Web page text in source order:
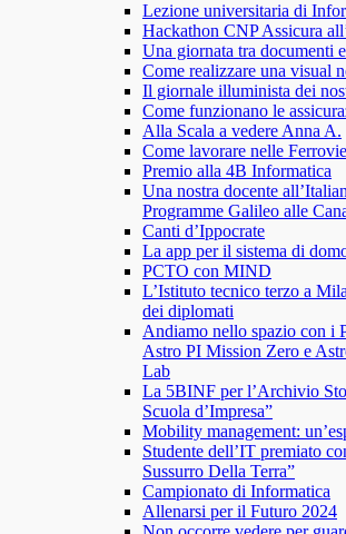
Lezione universitaria di
Hackathon CNP Assicura
Una giornata tra documenti
Come realizzare una visual
Il giornale illuminista dei
Come funzionano le
Alla Scala a vedere Anna A.
Come lavorare nelle
Premio alla 4B Informatica
Una nostra docente
Programme Galileo alle
Canti d’Ippocrate
La app per il sistema di
PCTO con MIND
L’Istituto tecnico terzo a
dei diplomati
Andiamo nello spazio con i
Astro PI Mission Zero e
Lab
La 5BINF per l’Archivio
Scuola d’Impresa”
Mobility management:
Studente dell’IT premiato
Sussurro Della Terra”
Campionato di Informatica
Allenarsi per il Futuro 2024